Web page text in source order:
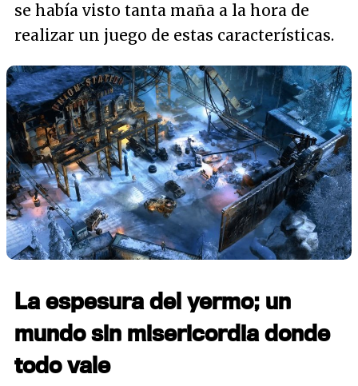
se había visto tanta maña a la hora de
realizar un juego de estas características.
La espesura del yermo; un
mundo sin misericordia donde
todo vale